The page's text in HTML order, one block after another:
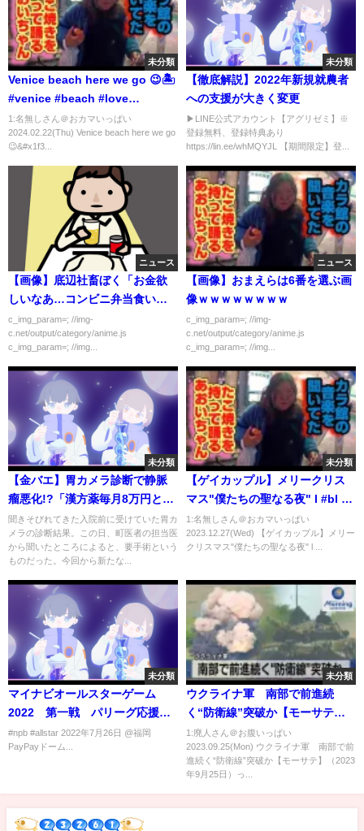
未分類
Venice beach here we go 😉🏝️
#venice #beach #love
#wonderful #gay
1:名無しさん＠おカマいっぱい
2024.02.22(Thu) Venice beach here we go
😉&#x1f3...
未分類
【徹底解説】2022年新規就農者
への支援が大きく変更
▶︎LINE公式アカウント【アグリゼミ】※
登録無料、登録特典あり
https://lin.ee/whMQYJL 【期間限定】登...
ニュース
【画像】底辺社畜ぼく「お金欲
しいなあ…コンビニ弁当食いて
ーよ…」底辺飯はこちら
c_img_param=; //img-
c.net/output/category/anime.js
c_img_param=; //img...
ニュース
【画像】おまえらは6番を選ぶ画
像ｗｗｗｗｗｗｗｗ
c_img_param=; //img-
c.net/output/category/anime.js
c_img_param=; //img...
未分類
【金バエ】胃カメラ診断で静脈
瘤悪化!?「漢方薬毎月8万円と脳
症の薬追加」10月18日
聞きそびれてきた入院前に受けていた胃カ
メラの診断結果。この日、町医者の担当医
から聞いたところによると、要手術という
ものだった。今回から新たな...
未分類
【ゲイカップル】メリークリス
マス"僕たちの聖なる夜" l #bl #
ゲイカップル #同性カップル
#gay
1:名無しさん＠おカマいっぱい
2023.12.27(Wed) 【ゲイカップル】メリー
クリスマス"僕たちの聖なる夜" l ...
未分類
マイナビオールスターゲーム
2022 第一戦 パリーグ応援歌
メドレー
#npb #allstar 2022年7月26日 @福岡
PayPayドーム...
未分類
ウクライナ軍 南部で前進続
く“防衛線”突破か【モーサテ】
（2023年9月25日）
1:廃人さん＠お腹いっぱい
2023.09.25(Mon) ウクライナ軍 南部で前
進続く“防衛線”突破か【モーサテ】（2023
年9月25日）っ...